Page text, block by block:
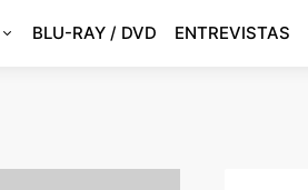
BLU-RAY / DVD ENTREVISTAS